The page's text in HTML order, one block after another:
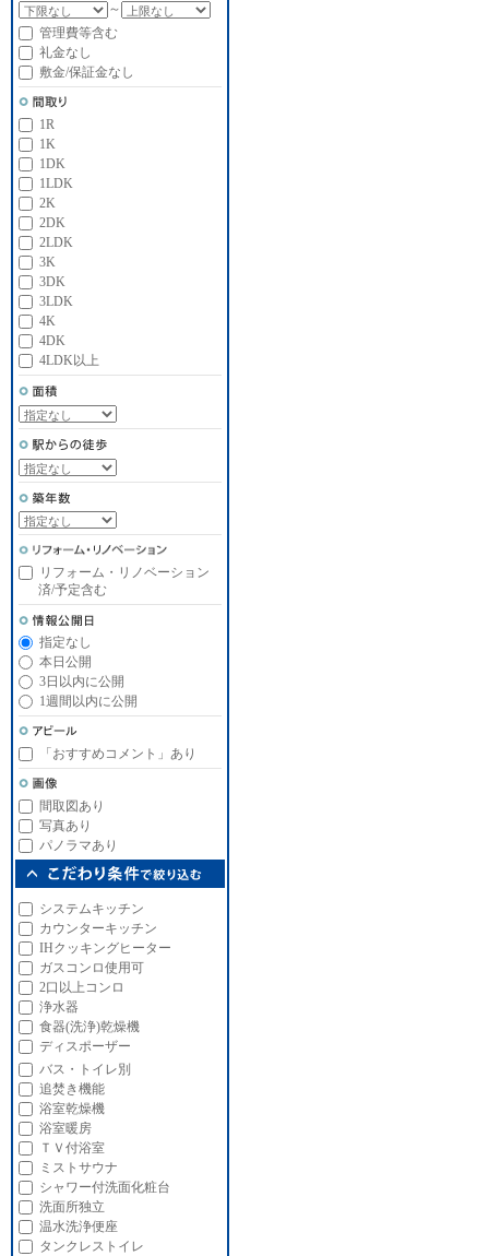
～
管理費等含む
礼金なし
敷金/保証金なし
1R
1K
1DK
1LDK
2K
2DK
2LDK
3K
3DK
3LDK
4K
4DK
4LDK以上
リフォーム・リノベーション
済/予定含む
指定なし
本日公開
3日以内に公開
1週間以内に公開
「おすすめコメント」あり
間取図あり
写真あり
パノラマあり
システムキッチン
カウンターキッチン
IHクッキングヒーター
ガスコンロ使用可
2口以上コンロ
浄水器
食器(洗浄)乾燥機
ディスポーザー
バス・トイレ別
追焚き機能
浴室乾燥機
浴室暖房
ＴＶ付浴室
ミストサウナ
シャワー付洗面化粧台
洗面所独立
温水洗浄便座
タンクレストイレ